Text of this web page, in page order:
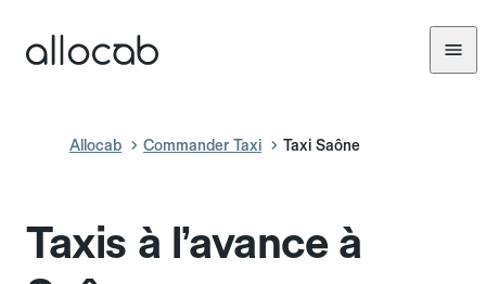
Allocab Commander Taxi Taxi Saône
Taxis à l’avance à